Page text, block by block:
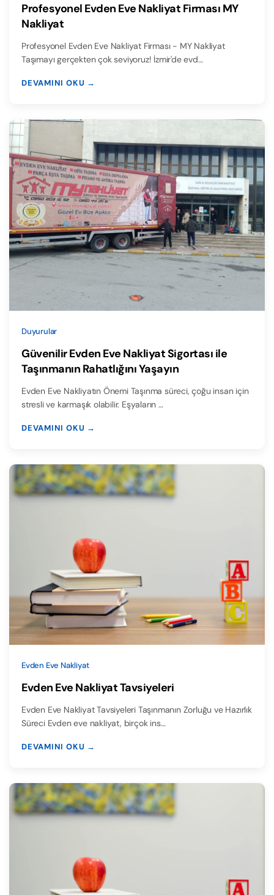
Profesyonel Evden Eve Nakliyat Firması MY
Nakliyat
Profesyonel Evden Eve Nakliyat Firması - MY Nakliyat
Taşımayı gerçekten çok seviyoruz! İzmir'de evd…
DEVAMINI OKU →
Duyurular
Güvenilir Evden Eve Nakliyat Sigortası ile
Taşınmanın Rahatlığını Yaşayın
Evden Eve Nakliyatın Önemi Taşınma süreci, çoğu insan için
stresli ve karmaşık olabilir. Eşyaların …
DEVAMINI OKU →
Evden Eve Nakliyat
Evden Eve Nakliyat Tavsiyeleri
Evden Eve Nakliyat Tavsiyeleri Taşınmanın Zorluğu ve Hazırlık
Süreci Evden eve nakliyat, birçok ins…
DEVAMINI OKU →